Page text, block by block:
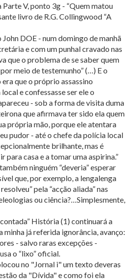
Parte V, ponto 3g - “Quem matou
livro de R.G. Collingwood “A
DOE - num domingo de manhã
e com um punhal cravado nas
que o problema de se saber quem
meio de testemunho” (…) E o
que o próprio assassino
e confessasse ser ele o
- sob a forma de visita duma
que afirmava ter sido ela quem
própria mão, porque ele atentara
pudor - até o chefe da polícia local
brilhante, mas é
para casa e a tomar uma aspirina.”
ninguém “deveria” esperar
que, por exemplo, a lengalenga
pela “acção aliada” nas
ou ciência?…Simplesmente,
contada” História (1) continuará a
minha já referida ignorância, avanço:
- salvo raras excepções -
o “lixo” oficial.
no "Jornal i" um texto deveras
da "Dívida" e como foi ela